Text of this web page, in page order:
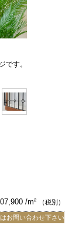
です。
/m² （税別）
お問い合わせ下さい